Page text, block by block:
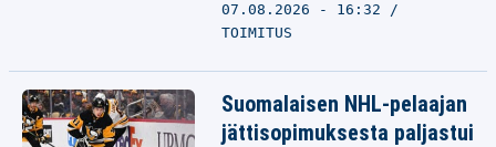
07.08.2026 - 16:32
TOIMITUS
Suomalaisen NHL-pelaajan
jättisopimuksesta paljastui